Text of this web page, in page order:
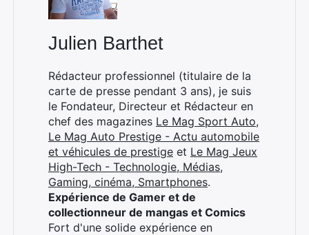
Julien Barthet
Rédacteur professionnel (titulaire de la
carte de presse pendant 3 ans), je suis
le Fondateur, Directeur et Rédacteur en
chef des magazines Le Mag Sport Auto,
Le Mag Auto Prestige - Actu automobile
et véhicules de prestige et Le Mag Jeux
High-Tech - Technologie, Médias,
Gaming, cinéma, Smartphones.
Expérience de Gamer et de
collectionneur de mangas et Comics
Fort d'une solide expérience en